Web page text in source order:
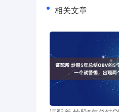
相关文章